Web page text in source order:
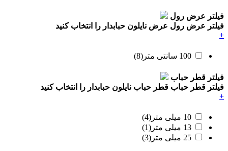
فیلتر عرض رول
فیلتر عرض رول عرض نایلون حبابدار را انتخاب کنید
+
100 سانتی متر (8)
فیلتر قطر حباب
فیلتر قطر حباب قطر حباب نایلون حبابدار را انتخاب کنید
+
10 میلی متر
(4)
13 میلی متر
(1)
25 میلی متر
(3)